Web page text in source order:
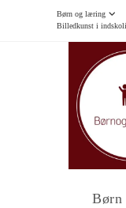
Børn og læring
Billedkunst i